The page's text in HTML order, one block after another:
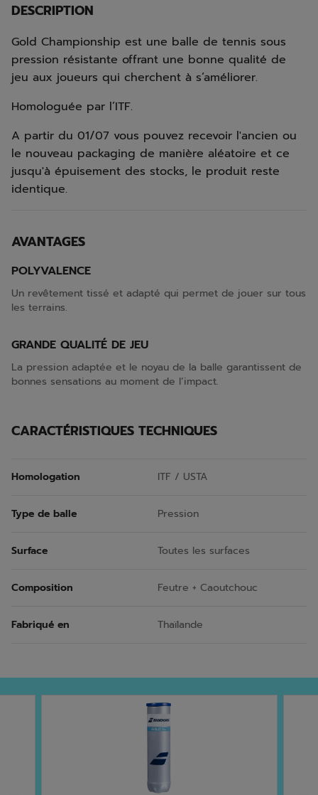
DESCRIPTION
Gold Championship est une balle de tennis sous
pression résistante offrant une bonne qualité de
jeu aux joueurs qui cherchent à s’améliorer.
Homologuée par l’ITF.
A partir du 01/07 vous pouvez recevoir l'ancien ou
le nouveau packaging de manière aléatoire et ce
jusqu'à épuisement des stocks, le produit reste
identique.
AVANTAGES
POLYVALENCE
Un revêtement tissé et adapté qui permet de jouer sur tous
les terrains.
GRANDE QUALITÉ DE JEU
La pression adaptée et le noyau de la balle garantissent de
bonnes sensations au moment de l’impact.
CARACTÉRISTIQUES TECHNIQUES
Homologation ITF / USTA
Type de balle Pression
Surface Toutes les surfaces
Composition Feutre + Caoutchouc
Fabriqué en Thaïlande